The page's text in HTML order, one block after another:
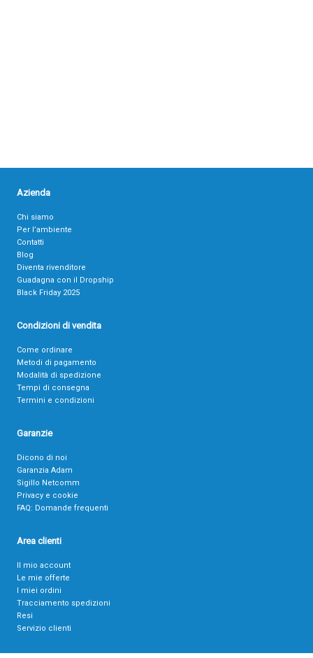
Azienda
Chi siamo
Per l’ambiente
Contatti
Blog
Diventa rivenditore
Guadagna con il Dropship
Black Friday 2025
Condizioni di vendita
Come ordinare
Metodi di pagamento
Modalità di spedizione
Tempi di consegna
Termini e condizioni
Garanzie
Dicono di noi
Garanzia Adam
Sigillo Netcomm
Privacy e cookie
FAQ: Domande frequenti
Area clienti
Il mio account
Le mie offerte
I miei ordini
Tracciamento spedizioni
Resi
Servizio clienti